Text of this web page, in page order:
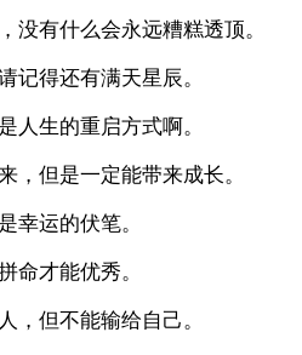
没有什么会永远糟糕透顶。
记得还有满天星辰。
人生的重启方式啊。
，但是一定能带来成长。
幸运的伏笔。
命才能优秀。
，但不能输给自己。